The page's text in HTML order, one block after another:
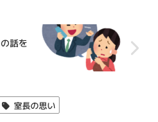
話を
室長の思い